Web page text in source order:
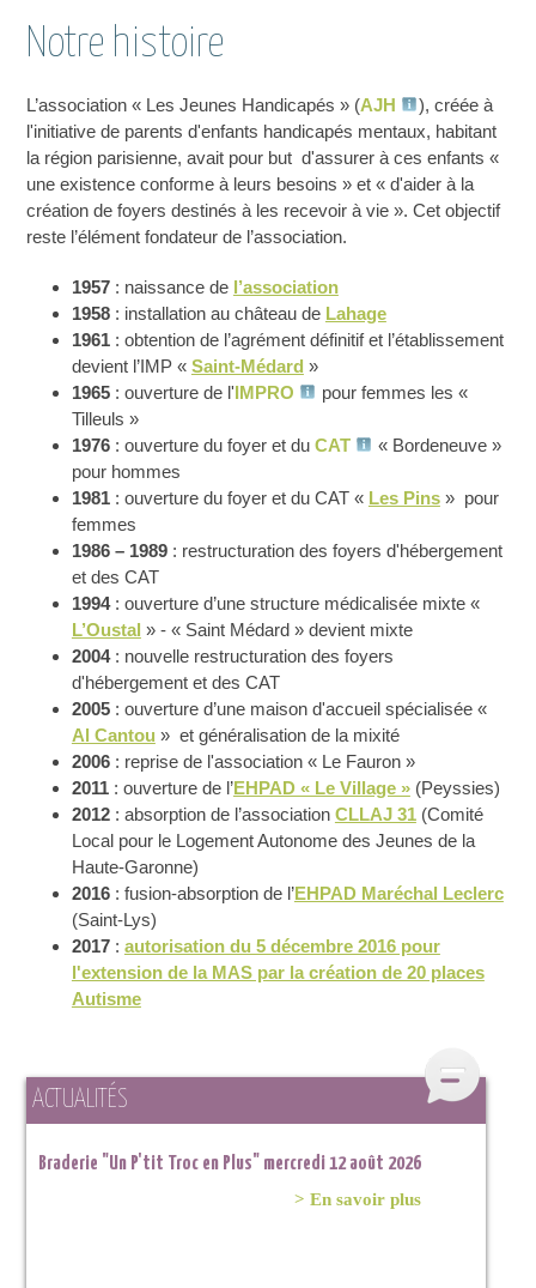
Notre histoire
L’association « Les Jeunes Handicapés » (AJH
), créée à
l'initiative de parents d'enfants handicapés mentaux, habitant
la région parisienne, avait pour but d'assurer à ces enfants «
une existence conforme à leurs besoins » et « d'aider à la
création de foyers destinés à les recevoir à vie ». Cet objectif
reste l’élément fondateur de l’association.
1957 : naissance de l’association
1958 : installation au château de Lahage
1961 : obtention de l’agrément définitif et l’établissement
devient l’IMP « Saint-Médard »
1965 : ouverture de l'IMPRO
pour femmes les «
Tilleuls »
1976 : ouverture du foyer et du CAT
« Bordeneuve »
pour hommes
1981 : ouverture du foyer et du CAT « Les Pins» pour
femmes
1986 – 1989: restructuration des foyers d'hébergement
et des CAT
1994 : ouverture d’une structure médicalisée mixte «
L’Oustal » - « Saint Médard » devient mixte
2004 : nouvelle restructuration des foyers
d'hébergement et des CAT
2005 : ouverture d’une maison d'accueil spécialisée «
Al Cantou » et généralisation de la mixité
2006 : reprise de l'association « Le Fauron »
2011 : ouverture de l’EHPAD « Le Village »(Peyssies)
2012 : absorption de l’association CLLAJ 31(Comité
Local pour le Logement Autonome des Jeunes de la
Haute-Garonne)
2016 : fusion-absorption de l’EHPAD Maréchal Leclerc
(Saint-Lys)
2017 : autorisation du 5 décembre 2016 pour
l'extension de la MAS par la création de 20 places
Autisme
ACTUALITÉS
Braderie "Un P'tit Troc en Plus" mercredi 12 août 2026
> En savoir plus
Braderie "Un P'tit Troc en Plus" samedi 11 juillet 2026 à